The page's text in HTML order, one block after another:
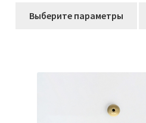
Выберите параметры